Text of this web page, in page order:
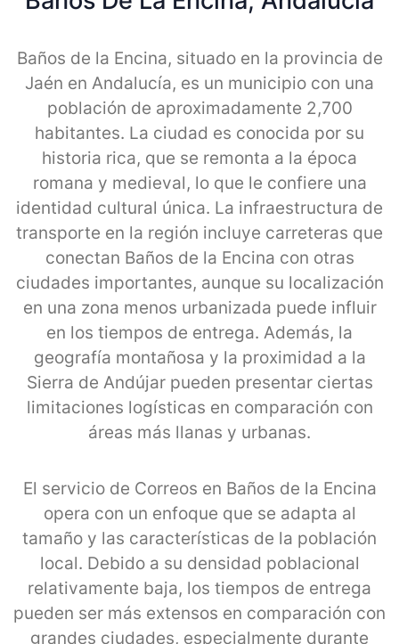
Baños de la Encina, situado en la provincia de
Jaén en Andalucía, es un municipio con una
población de aproximadamente 2,700
habitantes. La ciudad es conocida por su
historia rica, que se remonta a la época
romana y medieval, lo que le confiere una
identidad cultural única. La infraestructura de
transporte en la región incluye carreteras que
conectan Baños de la Encina con otras
ciudades importantes, aunque su localización
en una zona menos urbanizada puede influir
en los tiempos de entrega. Además, la
geografía montañosa y la proximidad a la
Sierra de Andújar pueden presentar ciertas
limitaciones logísticas en comparación con
áreas más llanas y urbanas.
El servicio de Correos en Baños de la Encina
opera con un enfoque que se adapta al
tamaño y las características de la población
local. Debido a su densidad poblacional
relativamente baja, los tiempos de entrega
pueden ser más extensos en comparación con
grandes ciudades, especialmente durante